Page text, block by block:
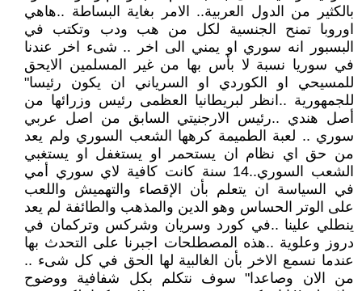
بالكثير من الدول العربية.. الامر بغاية البساطة ..هاهي
اوروبا تمنح الجنسية لكل من هب ودب وتكتب في
البسبور انه سوري او يمني الى اخر .. شىء اخر عندنا
في سوريا نسبة لا بأس بها من غير المسلمين الايحق
للمسيحي او الكوردي او السرياني ان يكون رئيسا"
للجمهورية ..انظر لبريطانيا العظمى رئيس وزرائها من
أصل هندي ..رئيس الارجنيتي السابق من اصل عربي
سوري .. لعبة الطميمة كرهها الشعب السوري ولم يعد
من حق اي نظام ان يستحمر او يستغفل او يستغبي
الشعب السوري..14 سنة كانت كافية لاي سوري أمي
في السياسة ان يتعلم بأن الإقصاء والتهميش واللعب
على الوتر الحساس وهو الدين والمذهب والطائفة لم يعد
ينطلي علينا ..في كورد وسريان وشركس وتركمان في
دروز وعلوية ..هذه المصطلحات اجبرنا على التحدث بها
عندما نسمع الاخر بأن الغالبية لها الحق في كل شىء ..
من الان وصاعدا" سوف نتكلم بكل شفافية ووضوح